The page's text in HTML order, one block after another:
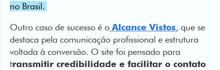
no Brasil.
Outro caso de sucesso é o Alcance Vistos, que se
destaca pela comunicação profissional e estrutura
voltada à conversão. O site foi pensado para
transmitir credibilidade e facilitar o contato